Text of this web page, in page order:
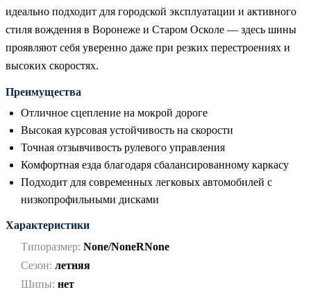
идеально подходит для городской эксплуатации и активного
стиля вождения в Воронеже и Старом Осколе — здесь шины
проявляют себя уверенно даже при резких перестроениях и
высоких скоростях.
Преимущества
Отличное сцепление на мокрой дороге
Высокая курсовая устойчивость на скорости
Точная отзывчивость рулевого управления
Комфортная езда благодаря сбалансированному каркасу
Подходит для современных легковых автомобилей с
низкопрофильными дисками
Характеристики
Типоразмер: None/NoneRNone
Сезон: летняя
Шипы: нет